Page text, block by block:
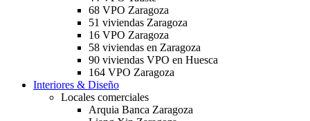
68 VPO Zaragoza
51 viviendas Zaragoza
16 VPO Zaragoza
58 viviendas en Zaragoza
90 viviendas VPO en Huesca
164 VPO Zaragoza
Interiores & Diseño
Locales comerciales
Arquia Banca Zaragoza